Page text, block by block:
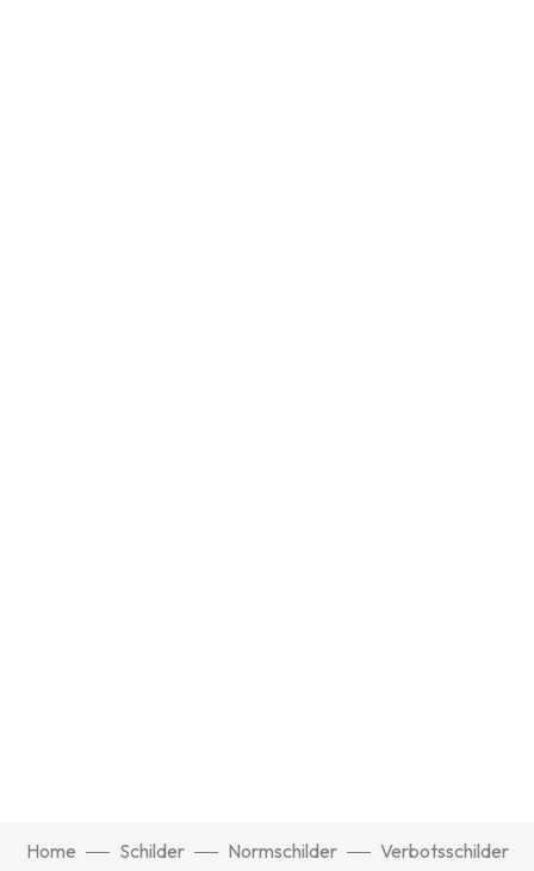
Home Schilder Normschilder
Verbotsschilder